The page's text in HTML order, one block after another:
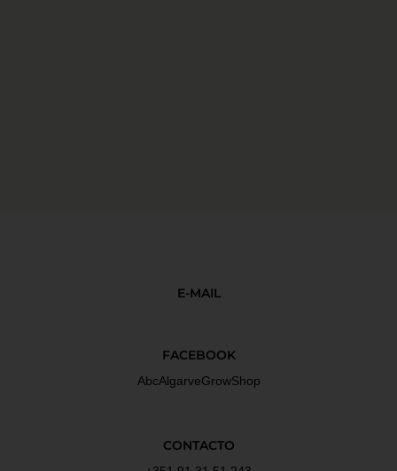
E-MAIL
FACEBOOK
AbcAlgarveGrowShop
CONTACTO